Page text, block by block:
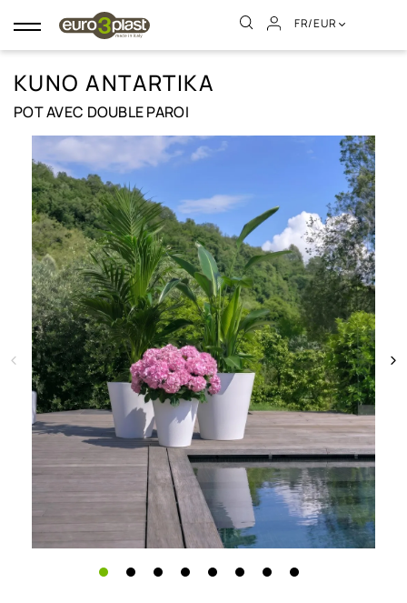
Basculer
la
FR/EUR
KUNO ANTARTIKA
POT AVEC DOUBLE PAROI